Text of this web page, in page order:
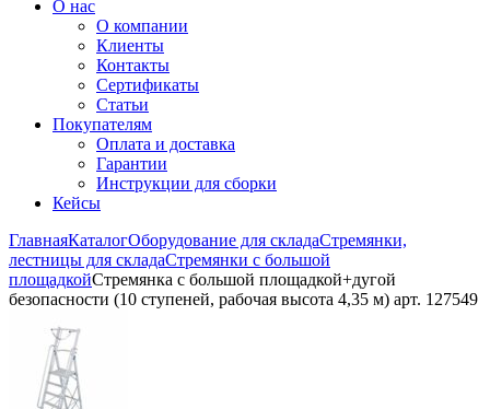
О нас
О компании
Клиенты
Контакты
Сертификаты
Статьи
Покупателям
Оплата и доставка
Гарантии
Инструкции для сборки
Кейсы
ГлавнаяКаталогОборудование для складаСтремянки,
лестницы для складаСтремянки с большой
площадкойСтремянка с большой площадкой+дугой
безопасности (10 ступеней, рабочая высота 4,35 м) арт. 127549